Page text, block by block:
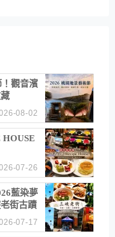
觀音濱
08-02
HOUSE
07-26
藍染夢
街古蹟
07-17